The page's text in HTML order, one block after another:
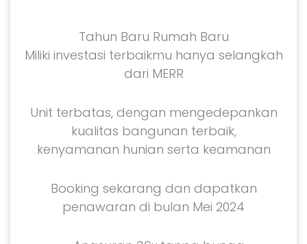
Tahun Baru Rumah Baru
Miliki investasi terbaikmu hanya selangkah
dari MERR
Unit terbatas, dengan mengedepankan
kualitas bangunan terbaik,
kenyamanan hunian serta keamanan
Booking sekarang dan dapatkan
penawaran di bulan Mei 2024